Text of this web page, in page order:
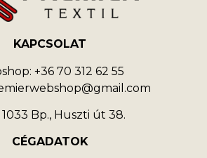
KAPCSOLAT
+36 70 312 62 55
1033 Bp., Huszti út 38.
CÉGADATOK